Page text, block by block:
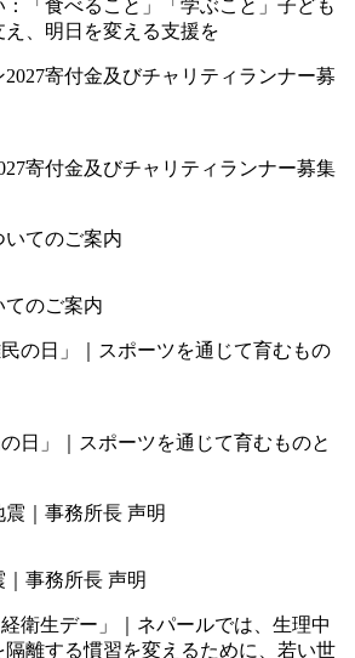
「食べること」「学ぶこと」子ども
え、明日を変える支援を
寄付金及びチャリティランナー募集
てのご案内
日」｜スポーツを通じて育むものと
事務所長 声明